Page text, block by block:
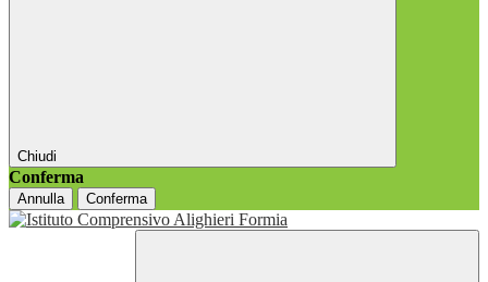
Chiudi
Conferma
Annulla Conferma